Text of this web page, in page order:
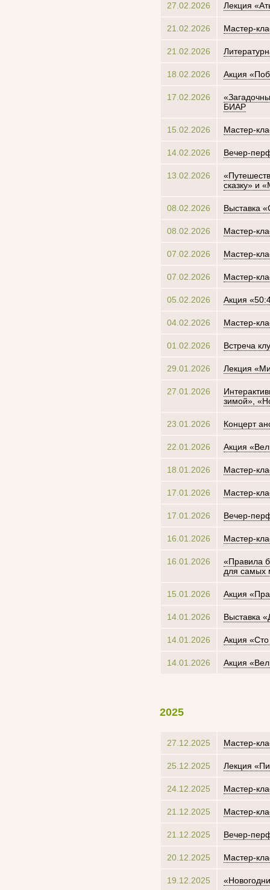
27.02.2026 Лекция
21.02.2026 Мастер-
21.02.2026
18.02.2026 Акция
17.02.2026
БИАР
15.02.2026 Мастер-
14.02.2026 Вечер-
13.02.2026
сказку» и
08.02.2026 Выставка
08.02.2026 Мастер-
07.02.2026 Мастер-
07.02.2026 Мастер-
05.02.2026 Акция
04.02.2026 Мастер-
01.02.2026 Встреча
29.01.2026 Лекция
27.01.2026
зимой»,
23.01.2026 Концерт
22.01.2026 Акция
18.01.2026 Мастер-
17.01.2026 Мастер-
17.01.2026 Вечер-
16.01.2026 Мастер-
16.01.2026
«Правила
для самых
15.01.2026 Акция
14.01.2026 Выставка
14.01.2026 Акция
14.01.2026 Акция
2025
27.12.2025 Мастер-
25.12.2025 Лекция
24.12.2025 Мастер-
21.12.2025 Мастер-
21.12.2025 Вечер-
20.12.2025 Мастер-
19.12.2025